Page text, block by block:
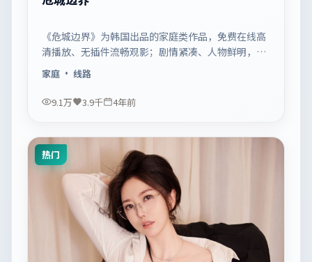
《危城边界》为韩国出品的家庭类作品，免费在线高
清播放、无插件流畅观影；剧情紧凑、人物鲜明，适
合休闲一口气追看。
家庭· 线路
9.1万 3.9千 4年前
热门